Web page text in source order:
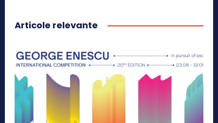
Articole relevante